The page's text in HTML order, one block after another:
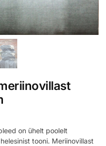
on ühelt poolelt
tooni. Meriinovillast